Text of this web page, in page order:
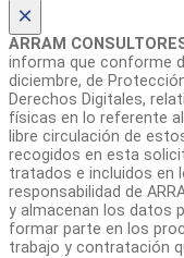
×
ARRAM
informa que conforme
diciembre, de
Derechos Digitales,
físicas en lo referente
libre circulación de
recogidos en esta
tratados e incluidos en
responsabilidad de
y almacenan los datos
formar parte en los
trabajo y contratación